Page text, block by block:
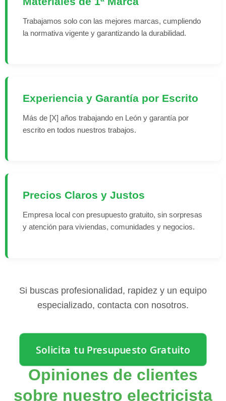
Trabajamos solo con las mejores marcas, cumpliendo
la normativa vigente y garantizando la durabilidad.
Experiencia y Garantía por Escrito
Más de [X] años trabajando en León y garantía por
escrito en todos nuestros trabajos.
Precios Claros y Justos
Empresa local con presupuesto gratuito, sin sorpresas
y atención para viviendas, comunidades y negocios.
Si buscas profesionalidad, rapidez y un equipo
especializado, contacta con nosotros.
Solicita tu Presupuesto Gratuito
Opiniones de clientes
sobre nuestro electricista